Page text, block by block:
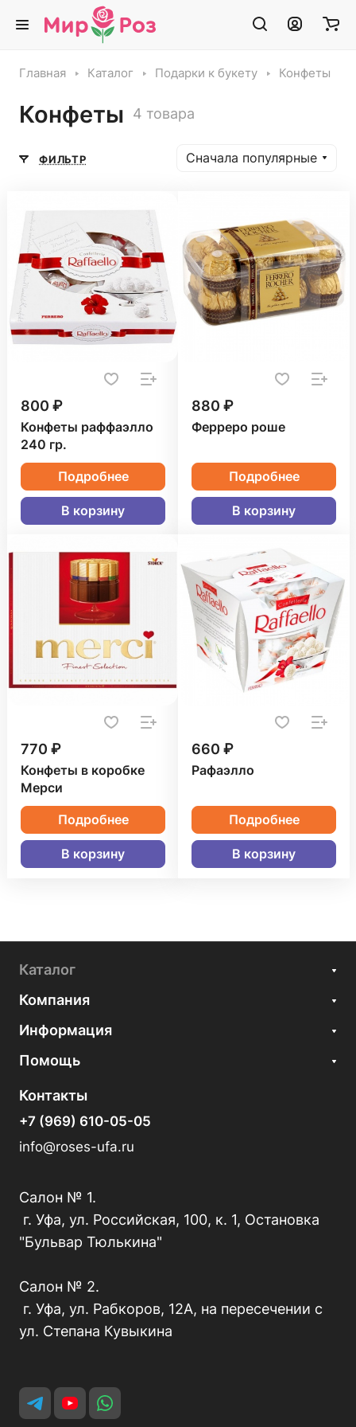
Главная Каталог Подарки к букету Конфеты
Конфеты 4 товара
ФИЛЬТР Сначала популярные
800 ₽
Конфеты раффаэлло
240 гр.
Подробнее
В корзину
880 ₽
Ферреро роше
Подробнее
В корзину
770 ₽
Конфеты в коробке
Мерси
Подробнее
В корзину
660 ₽
Рафаэлло
Подробнее
В корзину
Каталог
Компания
Информация
Помощь
Контакты
+7 (969) 610-05-05
info@roses-ufa.ru
Салон № 1.
г. Уфа, ул. Российская, 100, к. 1, Остановка
"Бульвар Тюлькина"
Салон № 2.
г. Уфа, ул. Рабкоров, 12А, на пересечении с
ул. Степана Кувыкина